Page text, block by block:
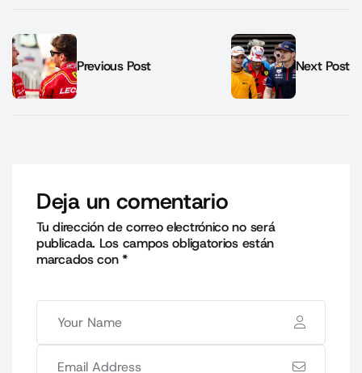
Previous Post Next Post
Deja un comentario
Tu dirección de correo electrónico no será
publicada. Los campos obligatorios están
marcados con*